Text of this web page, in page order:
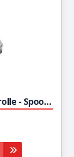
Cormoran Angelrolle Forellenrolle - Spoon Trout 4PiF 1500